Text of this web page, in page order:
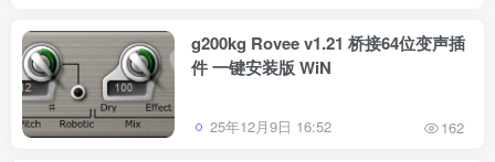
g200kg Rovee v1.21 桥接64位变声插
件 一键安装版 WiN
25年12月9日 16:52 162